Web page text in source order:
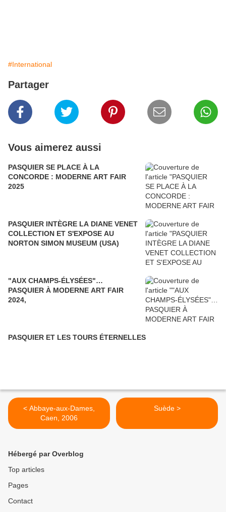
#International
Partager
Vous aimerez aussi
PASQUIER SE PLACE À LA
CONCORDE : MODERNE ART FAIR
2025
PASQUIER INTÈGRE LA DIANE VENET
COLLECTION ET S'EXPOSE AU
NORTON SIMON MUSEUM (USA)
"AUX CHAMPS-ÉLYSÉES"…
PASQUIER À MODERNE ART FAIR
2024,
PASQUIER ET LES TOURS ÉTERNELLES
< Abbaye-aux-Dames,
Caen, 2006
Suède >
Hébergé par Overblog
Top articles
Pages
Contact